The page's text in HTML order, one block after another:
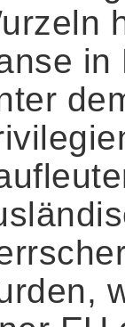
in